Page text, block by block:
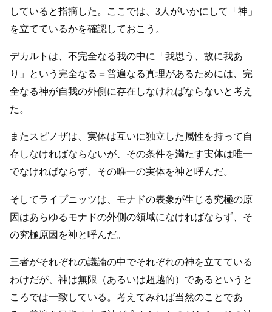
していると指摘した。ここでは、3人がいかにして「神」
を立てているかを確認しておこう。
デカルトは、不完全なる我の中に「我思う、故に我あ
り」という完全なる＝普遍なる真理があるためには、完
全なる神が自我の外側に存在しなければならないと考え
た。
またスピノザは、実体は互いに独立した属性を持って自
存しなければならないが、その条件を満たす実体は唯一
でなければならず、その唯一の実体を神と呼んだ。
そしてライプニッツは、モナドの表象が生じる究極の原
因はあらゆるモナドの外側の領域になければならず、そ
の究極原因を神と呼んだ。
三者がそれぞれの議論の中でそれぞれの神を立てている
わけだが、神は無限（あるいは超越的）であるというと
ころでは一致している。考えてみれば当然のことであ